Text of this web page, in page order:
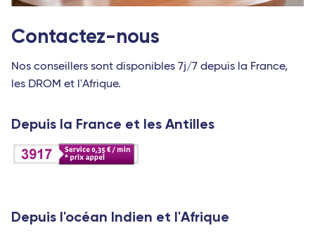
Contactez-nous
Nos conseillers sont disponibles 7j/7 depuis la France,
les DROM et l'Afrique.
Depuis la France et les Antilles
Depuis l'océan Indien et l'Afrique